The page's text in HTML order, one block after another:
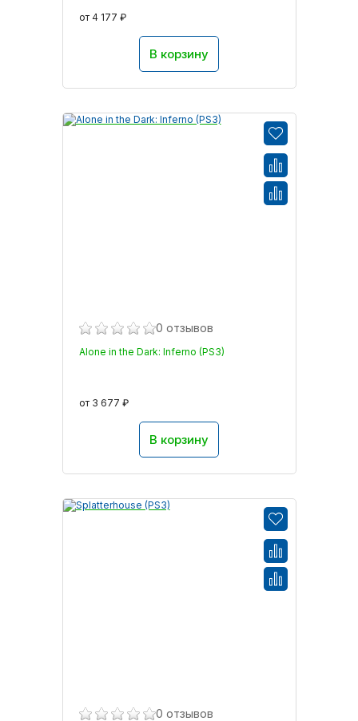
от 4 177 ₽
В корзину
0 отзывов
Alone in the Dark: Inferno (PS3)
от 3 677 ₽
В корзину
0 отзывов